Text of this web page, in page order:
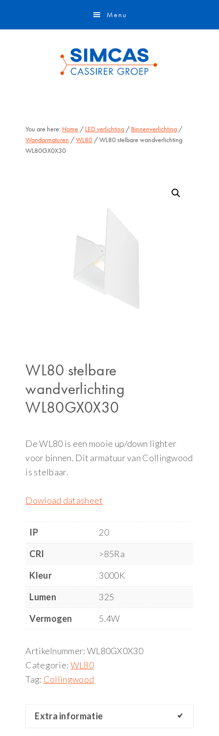
Menu
You are here: Home / LED verlichting / Binnenverlichting /
Wandarmaturen /WL80 / WL80 stelbare wandverlichting
WL80GX0X30
WL80 stelbare
wandverlichting
WL80GX0X30
De WL80 is een mooie up/down lighter
voor binnen. Dit armatuur van Collingwood
is stelbaar.
Dowload datasheet
IP
20
CRI
>85Ra
Kleur
3000K
Lumen
325
Vermogen
5.4W
Artikelnummer: WL80GX0X30
Categorie: WL80
Tag: Collingwood
Extra informatie